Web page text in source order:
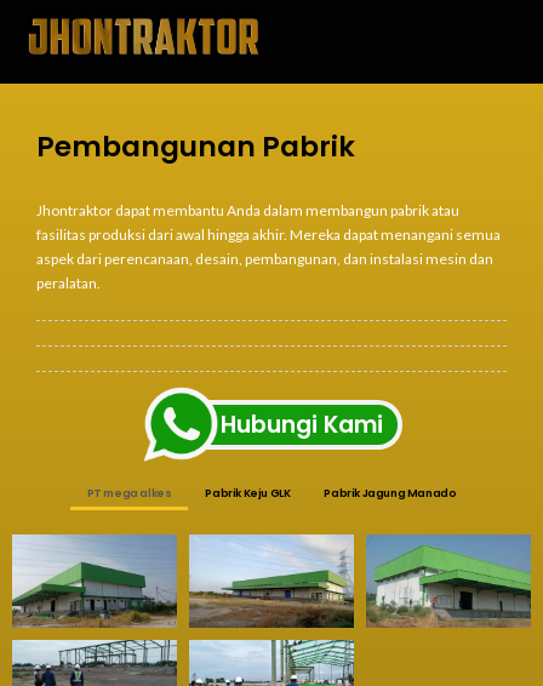
PT mega alkes Pabrik Keju GLK Pabrik Jagung Manado
Pembangunan Pabrik
Jhontraktor dapat membantu Anda dalam membangun pabrik atau
fasilitas produksi dari awal hingga akhir. Mereka dapat menangani semua
aspek dari perencanaan, desain, pembangunan, dan instalasi mesin dan
peralatan.
Hubungi Kami